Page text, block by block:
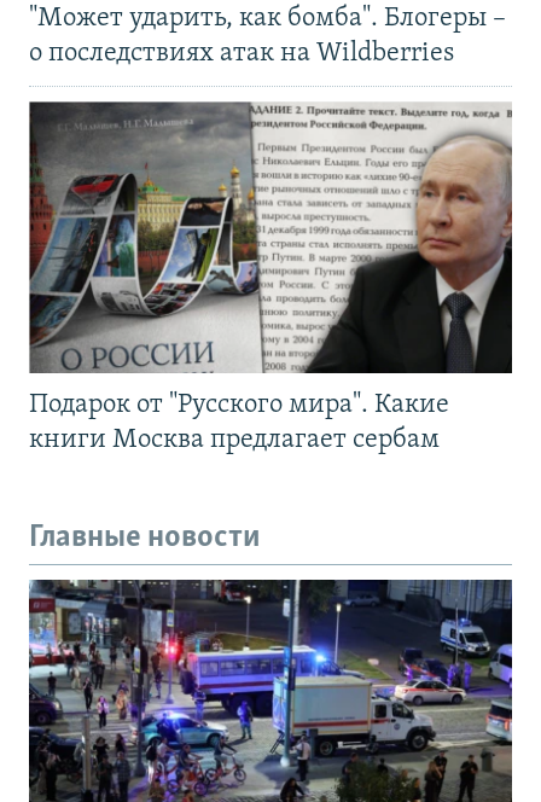
"Может ударить, как бомба". Блогеры –
о последствиях атак на Wildberries
Подарок от "Русского мира". Какие
книги Москва предлагает сербам
Главные новости